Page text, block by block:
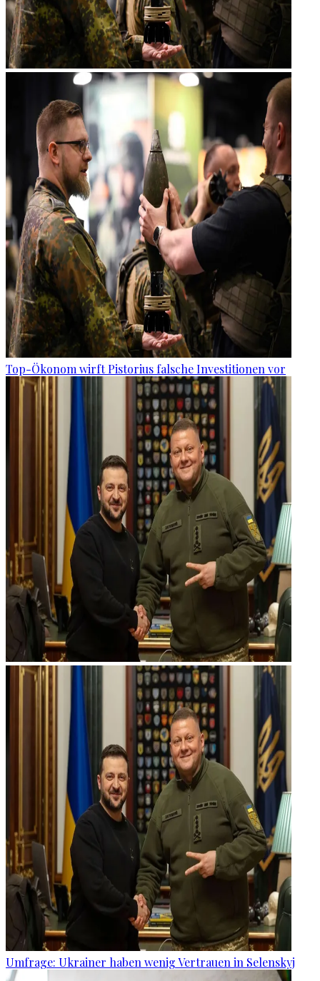
Top-Ökonom wirft Pistorius falsche Investitionen vor
Umfrage: Ukrainer haben wenig Vertrauen in Selenskyj